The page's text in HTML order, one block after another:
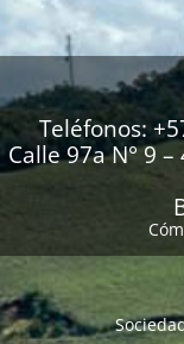
Teléfonos:
Calle 97a N° 9